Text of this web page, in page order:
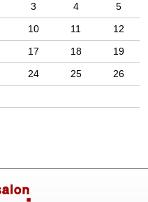
3 4
5
10 11
12
17 18
19
24 25
26